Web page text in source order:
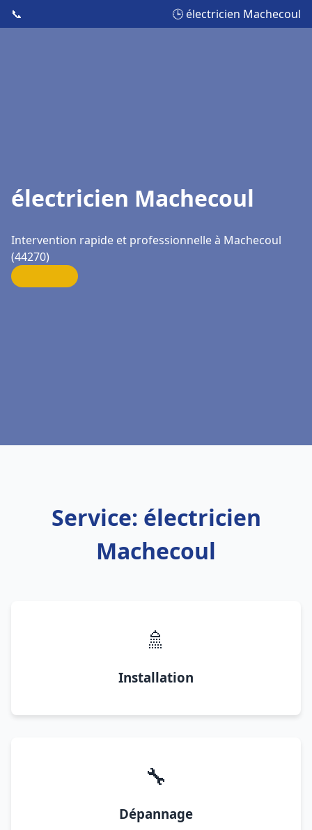
📞 🕒 électricien Machecoul
électricien Machecoul
Intervention rapide et professionnelle à Machecoul
(44270)
Service: électricien
Machecoul
🚿
Installation
🔧
Dépannage